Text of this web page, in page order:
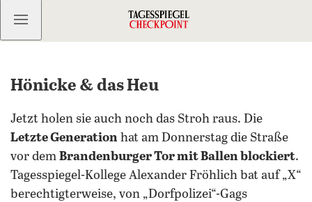
Kostenlos anmelden
Hönicke & das Heu
Jetzt holen sie auch noch das Stroh raus. Die
Letzte Generation hat am Donnerstag die Straße
vor dem Brandenburger Tor mit Ballen blockiert.
Tagesspiegel-Kollege Alexander Fröhlich bat auf „X“
berechtigterweise, von „Dorfpolizei“-Gags